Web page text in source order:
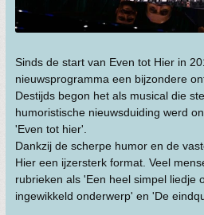
Sinds de start van Even tot Hier in
nieuwsprogramma een bijzondere
Destijds begon het als musical die
humoristische nieuwsduiding werd
'Even tot hier'.
Dankzij de scherpe humor en de
Hier een ijzersterk format. Veel
rubrieken als 'Een heel simpel liedje
ingewikkeld onderwerp' en 'De